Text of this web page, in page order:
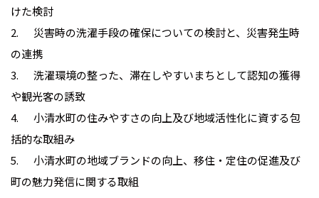
けた検討
2. 災害時の洗濯手段の確保についての検討と、災害発生時
の連携
3. 洗濯環境の整った、滞在しやすいまちとして認知の獲得
や観光客の誘致
4. 小清水町の住みやすさの向上及び地域活性化に資する包
括的な取組み
5. 小清水町の地域ブランドの向上、移住・定住の促進及び
町の魅力発信に関する取組